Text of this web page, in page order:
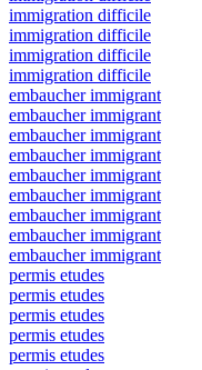
immigration difficile
immigration difficile
immigration difficile
immigration difficile
embaucher immigrant
embaucher immigrant
embaucher immigrant
embaucher immigrant
embaucher immigrant
embaucher immigrant
embaucher immigrant
embaucher immigrant
embaucher immigrant
permis etudes
permis etudes
permis etudes
permis etudes
permis etudes